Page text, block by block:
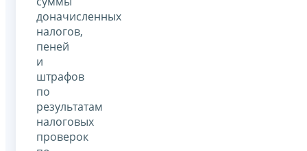
доначисленных
налогов,
пеней
и
штрафов
по
результатам
налоговых
проверок